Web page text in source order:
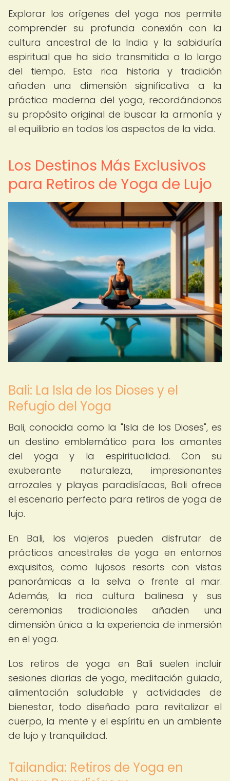
Explorar los orígenes del yoga nos permite
comprender su profunda conexión con la
cultura ancestral de la India y la sabiduría
espiritual que ha sido transmitida a lo largo
del tiempo. Esta rica historia y tradición
añaden una dimensión significativa a la
práctica moderna del yoga, recordándonos
su propósito original de buscar la armonía y
el equilibrio en todos los aspectos de la vida.
Los Destinos Más Exclusivos
para Retiros de Yoga de Lujo
Bali: La Isla de los Dioses y el
Refugio del Yoga
Bali, conocida como la "Isla de los Dioses", es
un destino emblemático para los amantes
del yoga y la espiritualidad. Con su
exuberante naturaleza, impresionantes
arrozales y playas paradisíacas, Bali ofrece
el escenario perfecto para retiros de yoga de
lujo.
En Bali, los viajeros pueden disfrutar de
prácticas ancestrales de yoga en entornos
exquisitos, como lujosos resorts con vistas
panorámicas a la selva o frente al mar.
Además, la rica cultura balinesa y sus
ceremonias tradicionales añaden una
dimensión única a la experiencia de inmersión
en el yoga.
Los retiros de yoga en Bali suelen incluir
sesiones diarias de yoga, meditación guiada,
alimentación saludable y actividades de
bienestar, todo diseñado para revitalizar el
cuerpo, la mente y el espíritu en un ambiente
de lujo y tranquilidad.
Tailandia: Retiros de Yoga en